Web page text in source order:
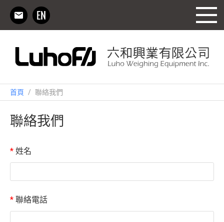
首頁 / 聯絡我們
聯絡我們
* 姓名
* 聯絡電話